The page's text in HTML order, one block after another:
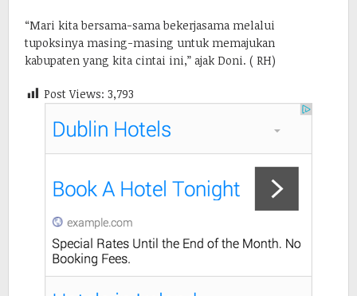
“Mari kita bersama-sama bekerjasama melalui
tupoksinya masing-masing untuk memajukan
kabupaten yang kita cintai ini,” ajak Doni. ( RH)
Post Views: 3,793